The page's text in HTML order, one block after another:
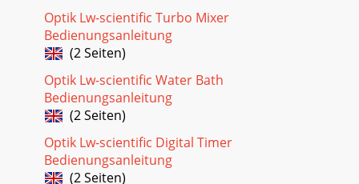
Optik Lw-scientific Turbo Mixer
Bedienungsanleitung
(2 Seiten)
Optik Lw-scientific Water Bath
Bedienungsanleitung
(2 Seiten)
Optik Lw-scientific Digital Timer
Bedienungsanleitung
(2 Seiten)